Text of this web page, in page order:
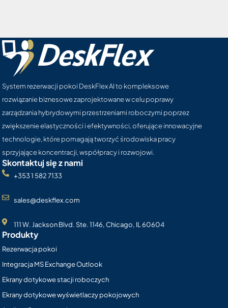
System rezerwacji pokoi DeskFlex AI to kompleksowe
rozwiązanie biznesowe zaprojektowane w celu poprawy
zarządzania hybrydowymi przestrzeniami roboczymi poprzez
zwiększenie elastyczności i efektywności, oferujące innowacyjne
technologie, które pomagają tworzyć środowiska pracy
sprzyjające koncentracji, współpracy i rozwojowi.
Skontaktuj się z nami
+353 1 582 7133
sales@deskflex.com
111 W. Jackson Blvd. Ste. 1146, Chicago, IL 60604
Produkty
Rezerwacja pokoi
Integracja MS Exchange Outlook
Ekrany dotykowe stacji roboczych
Ekrany dotykowe wyświetlaczy pokojowych